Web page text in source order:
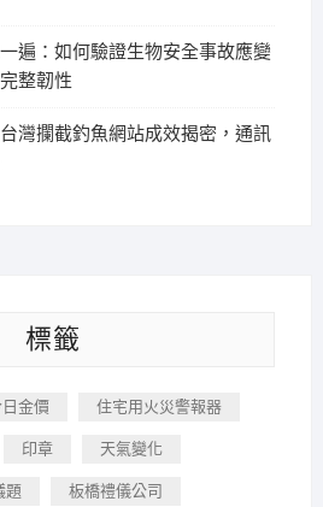
遍：如何驗證生物安全事故應變
整韌性
灣攔截釣魚網站成效揭密，通訊
標籤
金價 住宅用火災警報器
印章 天氣變化
題 板橋禮儀公司